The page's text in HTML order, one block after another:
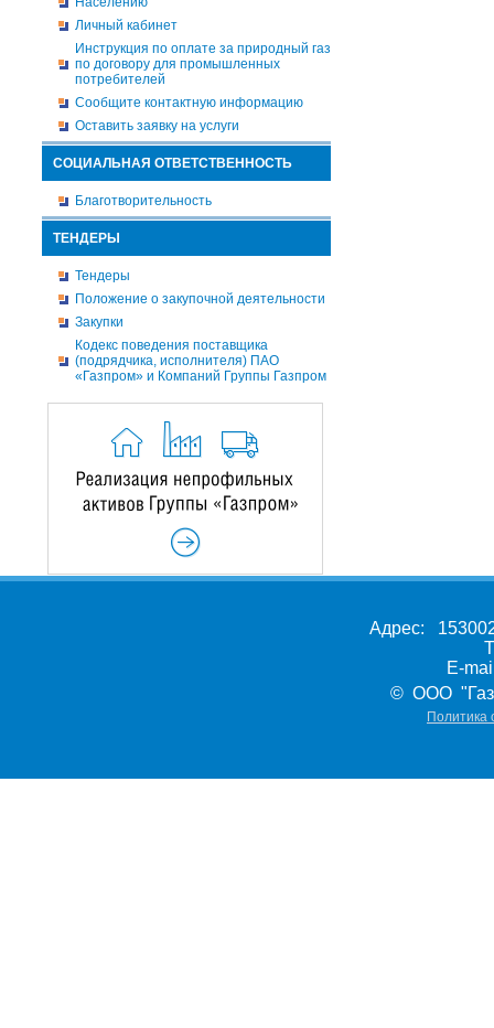
Личный кабинет
Инструкция по оплате за природный газ
по договору для промышленных
потребителей
Сообщите контактную информацию
Оставить заявку на услуги
СОЦИАЛЬНАЯ ОТВЕТСТВЕННОСТЬ
Благотворительность
ТЕНДЕРЫ
Тендеры
Положение о закупочной деятельности
Закупки
Кодекс поведения поставщика
(подрядчика, исполнителя) ПАО
«Газпром» и Компаний Группы Газпром
Адрес:
E-
© ООО
Политика